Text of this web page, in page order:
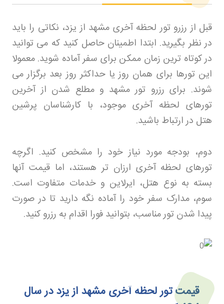
قبل از رزرو تور لحظه آخری مشهد از یزد، نکاتی را باید
در نظر بگیرید. ابتدا اطمینان حاصل کنید که می توانید
در کوتاه ترین زمان ممکن برای سفر آماده شوید. معمولا
این تورها برای همان روز یا حداکثر روز بعد برگزار می
شوند. برای رزرو تور مشهد و مطلع شدن از آخرین
تورهای لحظه آخری موجود، با کارشناسان پرشین
هتل در ارتباط باشید.
دوم، بودجه مورد نیاز خود را مشخص کنید. اگرچه
تورهای لحظه آخری ارزان تر هستند، اما قیمت آنها
بسته به نوع هتل، ایرلاین و خدمات متفاوت است.
سوم، مدارک سفر خود را آماده نگه دارید تا در صورت
پیدا شدن تور مناسب، بتوانید فورا اقدام به رزرو کنید.
قیمت تور لحظه آخری مشهد از یزد در سال